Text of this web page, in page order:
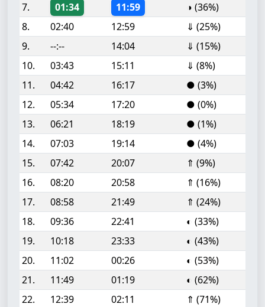
7.
01:34 11:59
◑ (36%)
8.
02:40 12:59
⇓ (25%)
9.
--:-- 14:04
⇓ (15%)
10.
03:43 15:11
⇓ (8%)
11.
04:42 16:17
● (3%)
12.
05:34 17:20
● (0%)
13.
06:21 18:19
● (1%)
14.
07:03 19:14
● (4%)
15.
07:42 20:07
⇑ (9%)
16.
08:20 20:58
⇑ (16%)
17.
08:58 21:49
⇑ (24%)
18.
09:36 22:41
◐ (33%)
19.
10:18 23:33
◐ (43%)
20.
11:02 00:26
◐ (53%)
21.
11:49 01:19
◐ (62%)
22.
12:39 02:11
⇑ (71%)